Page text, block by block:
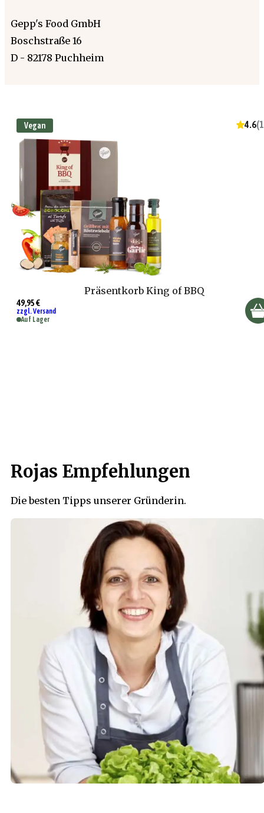
Gepp's Food GmbH
Boschstraße 16
D - 82178 Puchheim
Vegan 4.6(
Präsentkorb King of BBQ
49,95 €
zzgl. Versand
Auf Lager
Rojas Empfehlungen
Die besten Tipps unserer Gründerin.